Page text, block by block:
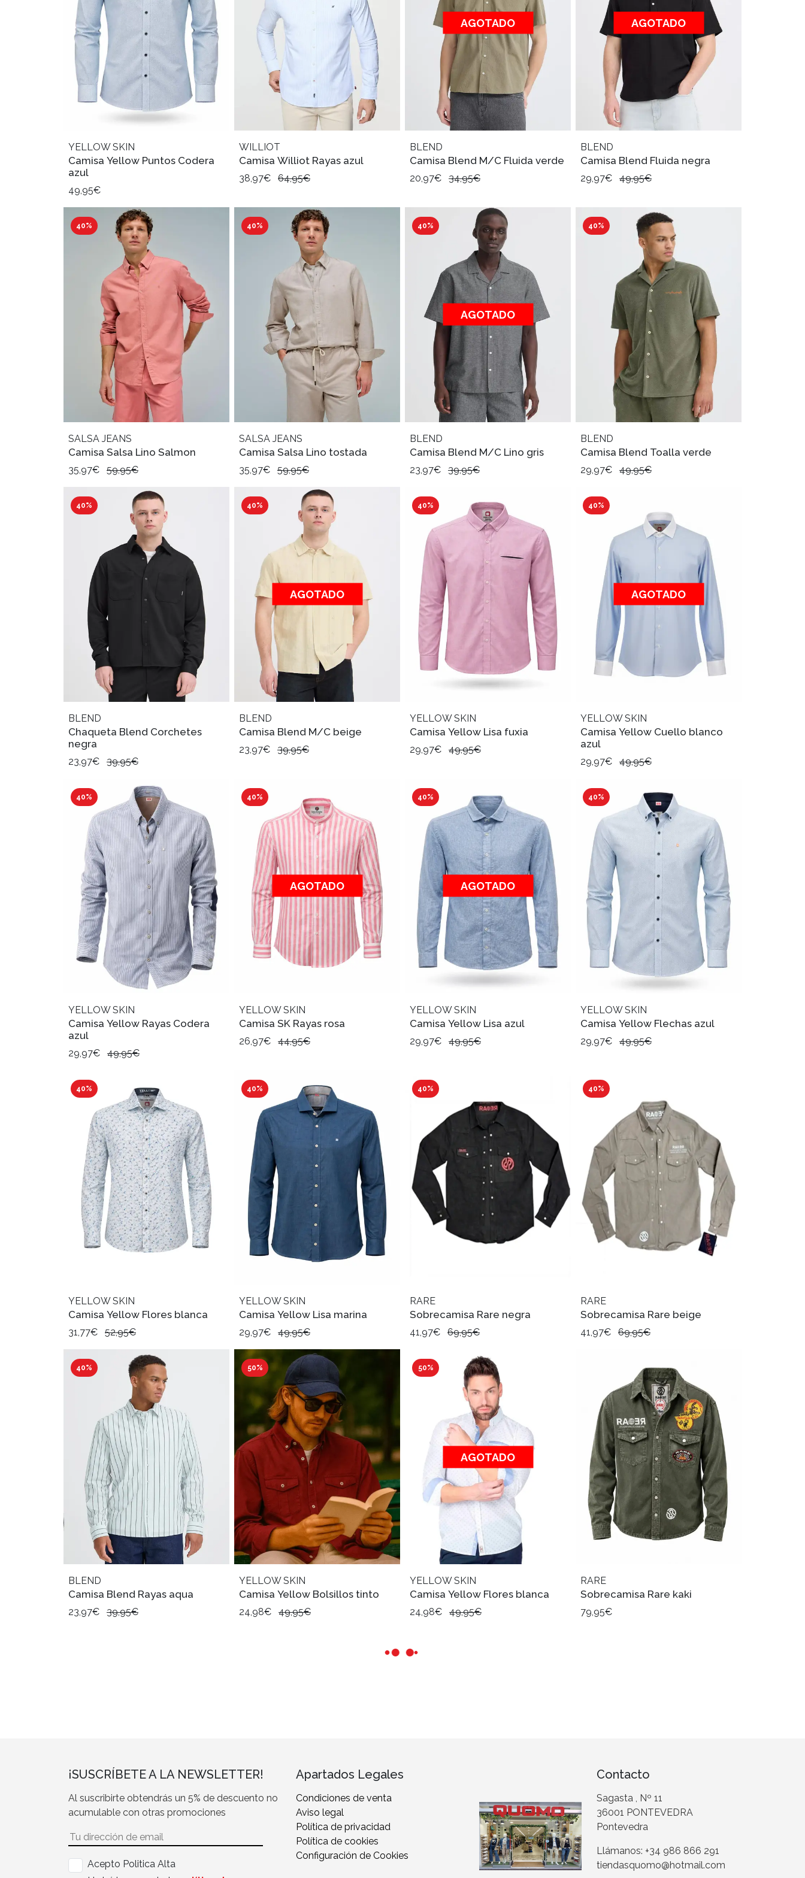
YELLOW SKIN
Camisa Yellow Puntos Codera
azul
49,95€
WILLIOT
Camisa Williot Rayas azul
38,97€ 64,95€
AGOTADO
BLEND
Camisa Blend M/C Fluida verde
20,97€ 34,95€
AGOTADO
BLEND
Camisa Blend Fluida negra
29,97€ 49,95€
40%
SALSA JEANS
Camisa Salsa Lino Salmon
35,97€ 59,95€
40%
SALSA JEANS
Camisa Salsa Lino tostada
35,97€ 59,95€
40%
AGOTADO
BLEND
Camisa Blend M/C Lino gris
23,97€ 39,95€
40%
BLEND
Camisa Blend Toalla verde
29,97€ 49,95€
40%
BLEND
Chaqueta Blend Corchetes
negra
23,97€ 39,95€
40%
AGOTADO
BLEND
Camisa Blend M/C beige
23,97€ 39,95€
40%
YELLOW SKIN
Camisa Yellow Lisa fuxia
29,97€ 49,95€
40%
AGOTADO
YELLOW SKIN
Camisa Yellow Cuello blanco
azul
29,97€ 49,95€
40%
YELLOW SKIN
Camisa Yellow Rayas Codera
azul
29,97€ 49,95€
40%
AGOTADO
YELLOW SKIN
Camisa SK Rayas rosa
26,97€ 44,95€
40%
AGOTADO
YELLOW SKIN
Camisa Yellow Lisa azul
29,97€ 49,95€
40%
YELLOW SKIN
Camisa Yellow Flechas azul
29,97€ 49,95€
40%
YELLOW SKIN
Camisa Yellow Flores blanca
31,77€ 52,95€
40%
YELLOW SKIN
Camisa Yellow Lisa marina
29,97€ 49,95€
40%
RARE
Sobrecamisa Rare negra
41,97€ 69,95€
40%
RARE
Sobrecamisa Rare beige
41,97€ 69,95€
40%
BLEND
Camisa Blend Rayas aqua
23,97€ 39,95€
50%
YELLOW SKIN
Camisa Yellow Bolsillos tinto
24,98€ 49,95€
50%
AGOTADO
YELLOW SKIN
Camisa Yellow Flores blanca
24,98€ 49,95€
RARE
Sobrecamisa Rare kaki
79,95€
¡SUSCRÍBETE A LA NEWSLETTER!
Al suscribirte obtendrás un 5% de descuento no
acumulable con otras promociones
Acepto Politica Alta
Apartados Legales
Condiciones de venta
Aviso legal
Política de privacidad
Política de cookies
Configuración de Cookies
Contacto
Sagasta , Nº 11
36001 PONTEVEDRA
Pontevedra
Llámanos: +34 986 866 291
tiendasquomo@hotmail.com